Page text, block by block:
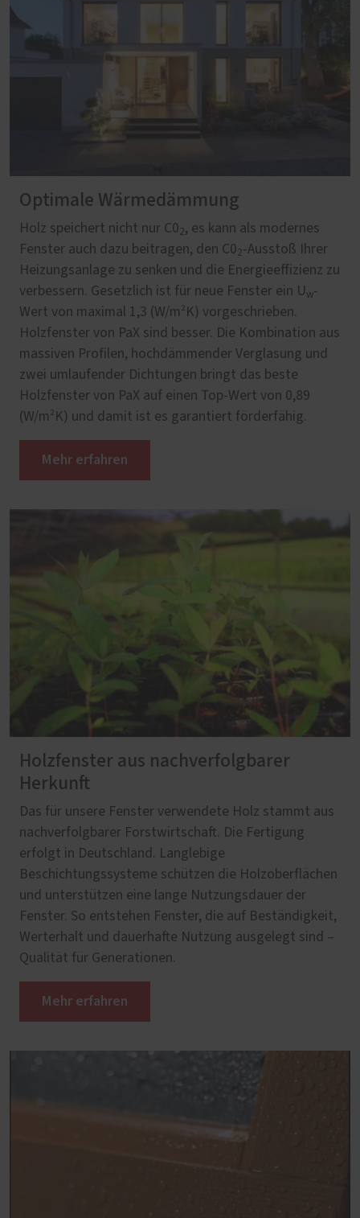
Optimale Wärmedämmung
Holz speichert nicht nur C02, es kann als modernes
Fenster auch dazu beitragen, den C02-Ausstoß Ihrer
Heizungsanlage zu senken und die Energieeffizienz zu
verbessern. Gesetzlich ist für neue Fenster ein U w-
Wert von maximal 1,3 (W/m²K) vorgeschrieben.
Holzfenster von PaX sind besser. Die Kombination aus
massiven Profilen, hochdämmender Verglasung und
zwei umlaufender Dichtungen bringt das beste
Holzfenster von PaX auf einen Top-Wert von 0,89
(W/m²K) und damit ist es garantiert förderfähig.
Mehr erfahren
Holzfenster aus nachverfolgbarer
Herkunft
Das für unsere Fenster verwendete Holz stammt aus
nachverfolgbarer Forstwirtschaft. Die Fertigung
erfolgt in Deutschland. Langlebige
Beschichtungssysteme schützen die Holzoberflächen
und unterstützen eine lange Nutzungsdauer der
Fenster. So entstehen Fenster, die auf Beständigkeit,
Werterhalt und dauerhafte Nutzung ausgelegt sind –
Qualität für Generationen.
Mehr erfahren